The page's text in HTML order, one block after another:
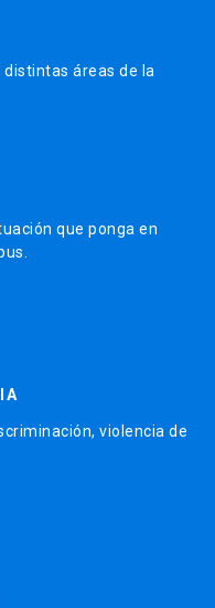
áreas de la
que ponga en
violencia de